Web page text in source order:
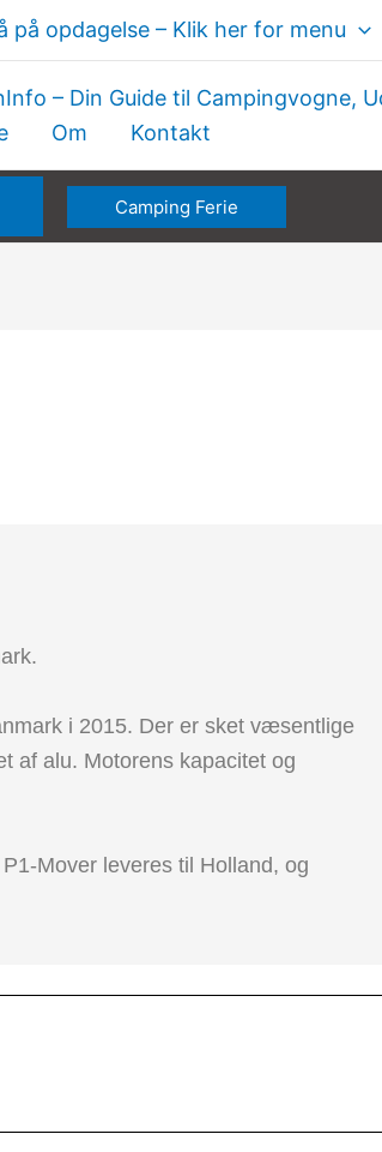
på opdagelse – Klik her for menu
– Din Guide til Campingvogne,
Om Kontakt
Camping Ferie
i 2015. Der er sket væsentlige
af alu. Motorens kapacitet og
Mover leveres til Holland, og